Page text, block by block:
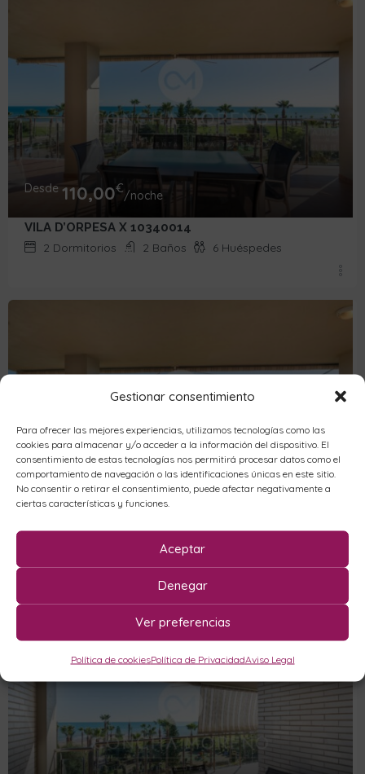
Gestionar consentimiento
Para ofrecer las mejores experiencias, utilizamos tecnologías como las
cookies para almacenar y/o acceder a la información del dispositivo. El
consentimiento de estas tecnologías nos permitirá procesar datos como el
comportamiento de navegación o las identificaciones únicas en este sitio.
No consentir o retirar el consentimiento, puede afectar negativamente a
ciertas características y funciones.
Aceptar
Denegar
Ver preferencias
Política de cookiesPolítica de PrivacidadAviso Legal
Desde 110,00€/noche
VILA D’ORPESA X 10340014
2 Dormitorios 2 Baños 6 Huéspedes
Desde110,00 € /noche
Baños